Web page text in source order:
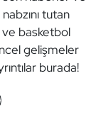
tutan
ve basketbol
gelişmeler
burada!